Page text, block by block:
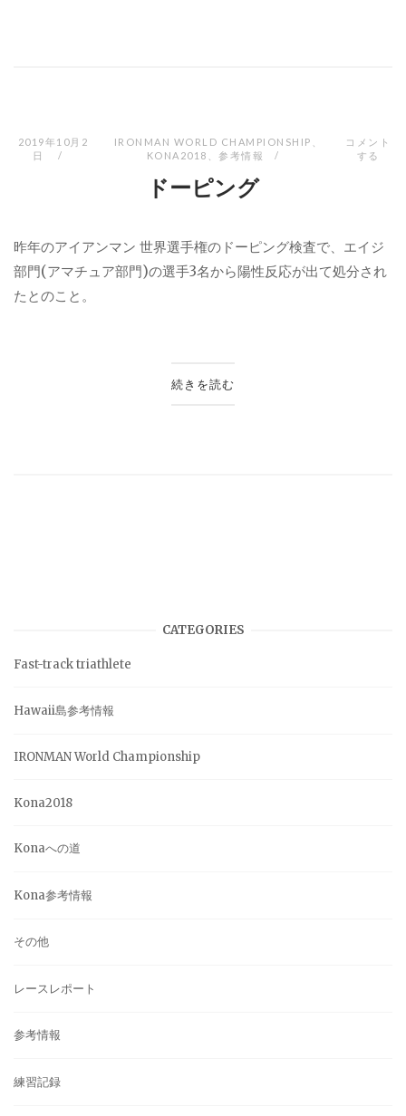
2019年10月2
日
IRONMAN WORLD CHAMPIONSHIP
KONA2018
、参考情報
コメント
する
ドーピング
昨年のアイアンマン 世界選手権のドーピング検査で、エイジ
部門(アマチュア部門)の選手3名から陽性反応が出て処分され
たとのこと。
続きを読む
CATEGORIES
Fast-track triathlete
Hawaii島参考情報
IRONMAN World Championship
Kona2018
Konaへの道
Kona参考情報
その他
レースレポート
参考情報
練習記録